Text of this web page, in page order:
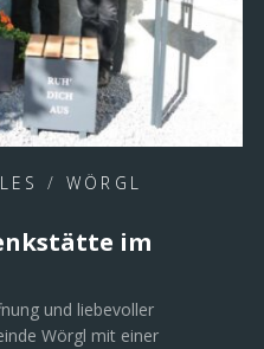
/ WÖRGL
im
und liebevoller
Wörgl mit einer